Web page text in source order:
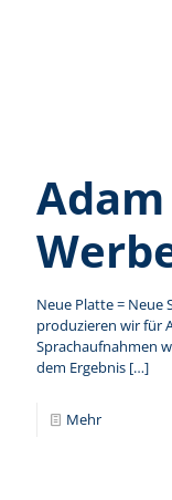
Neue Platte = Neue
produzieren wir für
Sprachaufnahmen
dem Ergebnis […]
Mehr